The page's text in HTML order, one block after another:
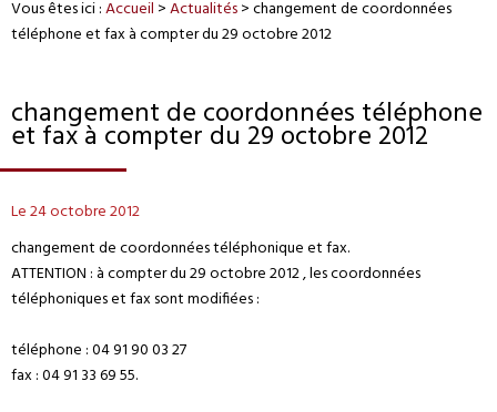
Vous êtes ici :Accueil >Actualités> changement de coordonnées
téléphone et fax à compter du 29 octobre 2012
changement de coordonnées téléphone
et fax à compter du 29 octobre 2012
Le 24 octobre 2012
changement de coordonnées téléphonique et fax.
ATTENTION : à compter du 29 octobre 2012 , les coordonnées
téléphoniques et fax sont modifiées :
téléphone : 04 91 90 03 27
fax : 04 91 33 69 55.